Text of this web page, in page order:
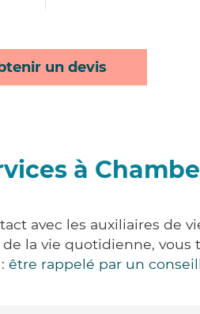
un devis
à
avec les auxiliaires de
la vie quotidienne,
être rappelé par un